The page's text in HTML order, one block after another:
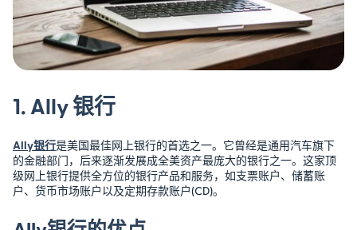
1. Ally 银行
Ally银行是美国最佳网上银行的首选之一。它曾经是通用汽车旗下
的金融部门，后来逐渐发展成全美资产最庞大的银行之一。这家顶
级网上银行提供全方位的银行产品和服务，如支票账户、储蓄账
户、货币市场账户以及定期存款账户(CD)。